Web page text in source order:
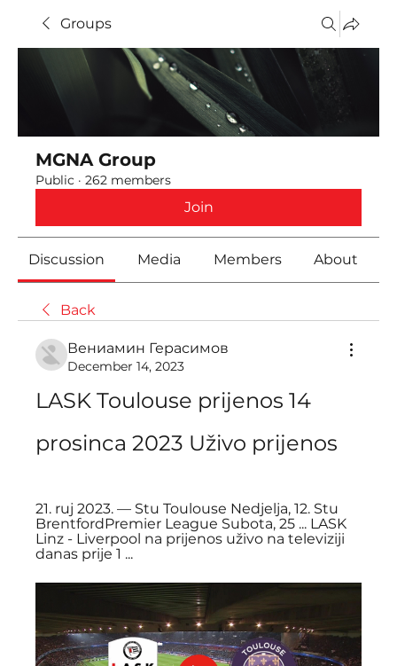
Groups
MGNA Group
Public · 262 members
Join
Discussion Media Members About
Back
Вениамин Герасимов
December 14, 2023
LASK Toulouse prijenos 14
prosinca 2023 Uživo prijenos
21. ruj 2023. — Stu Toulouse Nedjelja, 12. Stu
BrentfordPremier League Subota, 25 ... LASK
Linz - Liverpool na prijenos uživo na televiziji
danas prije 1 ...